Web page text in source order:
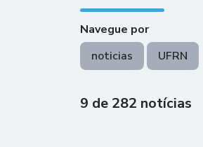
Navegue por
noticias
UFRN
9 de 282 notícias